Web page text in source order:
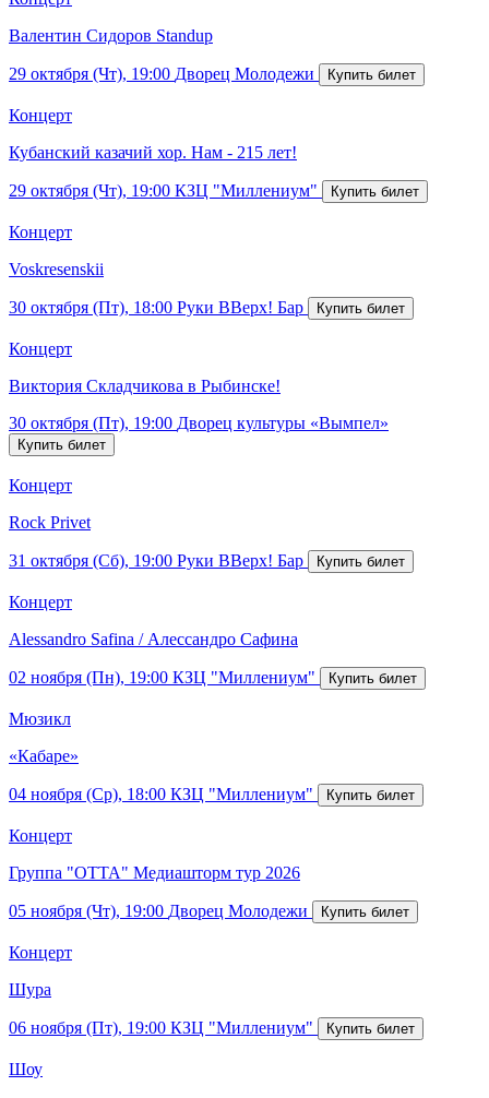
Валентин Сидоров Standup
29 октября (Чт), 19:00 Дворец Молодежи
Концерт
Кубанский казачий хор. Нам - 215 лет!
29 октября (Чт), 19:00 КЗЦ "Миллениум"
Концерт
Voskresenskii
30 октября (Пт), 18:00 Руки ВВерх! Бар
Концерт
Виктория Складчикова в Рыбинске!
30 октября (Пт), 19:00 Дворец культуры «Вымпел»
Концерт
Rock Privet
31 октября (Сб), 19:00 Руки ВВерх! Бар
Концерт
Alessandro Safina / Алессандро Сафина
02 ноября (Пн), 19:00 КЗЦ "Миллениум"
Мюзикл
«Кабаре»
04 ноября (Ср), 18:00 КЗЦ "Миллениум"
Концерт
Группа "ОТТА" Медиашторм тур 2026
05 ноября (Чт), 19:00 Дворец Молодежи
Концерт
Шура
06 ноября (Пт), 19:00 КЗЦ "Миллениум"
Шоу